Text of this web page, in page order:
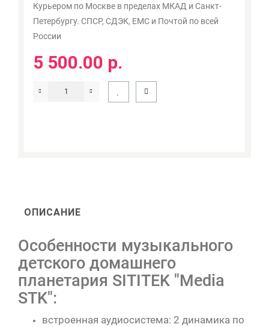
Курьером по Москве в пределах МКАД и Санкт-
Петербургу. СПСР, СДЭК, ЕМС и Почтой по всей
России
5 500.00 р.
ОПИСАНИЕ
Особенности музыкального
детского домашнего
планетария SITITEK "Media
STK":
встроенная аудиосистема: 2 динамика по